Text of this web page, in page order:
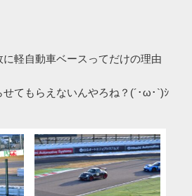
軽自動車ベースってだけの理由
てもらえないんやろね？(´･ω･`)ｼ